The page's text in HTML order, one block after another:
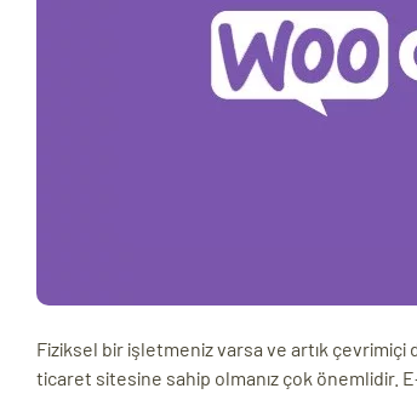
Fiziksel bir işletmeniz varsa ve artık çevrimiçi
ticaret sitesine sahip olmanız çok önemlidir.